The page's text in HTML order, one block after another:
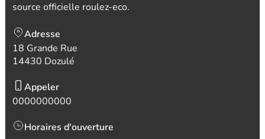
source officielle roulez-eco.
Adresse
18 Grande Rue
14430 Dozulé
Appeler
0000000000
Horaires d'ouverture